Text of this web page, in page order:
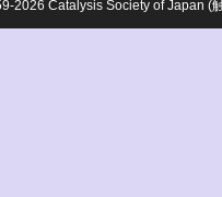
2026 Catalysis Society of Japan (